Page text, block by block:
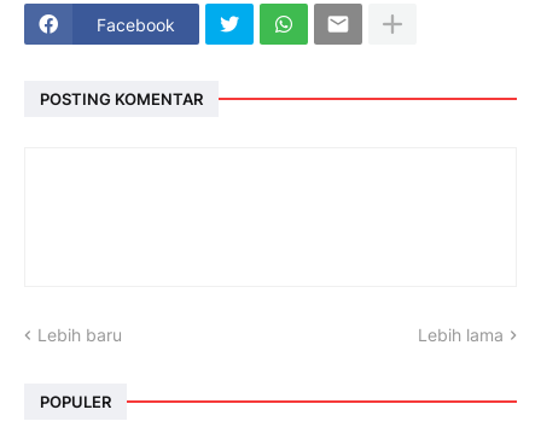
Facebook
POSTING KOMENTAR
Lebih baru Lebih lama
POPULER